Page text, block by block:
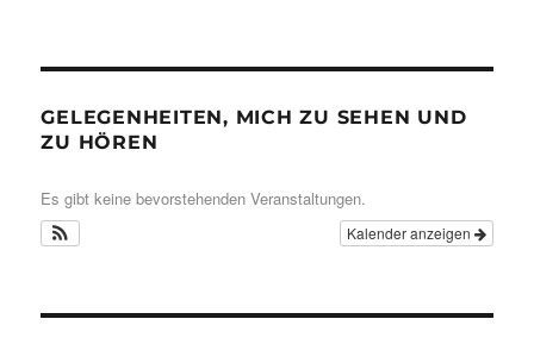
GELEGENHEITEN, MICH ZU SEHEN UND
ZU HÖREN
Es gibt keine bevorstehenden Veranstaltungen.
Kalender anzeigen